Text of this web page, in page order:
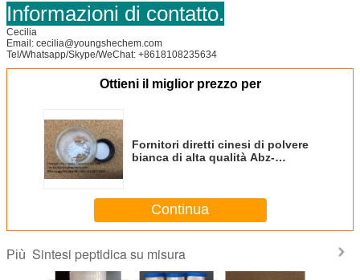
Informazioni di contatto.
Cecilia
Email: cecilia@youngshechem.com
Tel/Whatsapp/Skype/WeChat: +8618108235634
Ottieni il miglior prezzo per
Fornitori diretti cinesi di polvere
bianca di alta qualità Abz-
Continua
Più Sintesi peptidica su misura